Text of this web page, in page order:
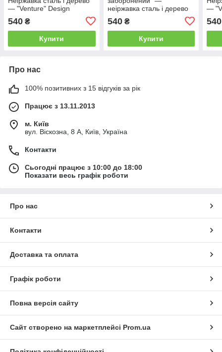
— "Venture" Design
540 ₴
Купити
неіржавка сталь і дерево
540₴
Купити
—
540
Про нас
100% позитивних з 15 відгуків за рік
Працює з 13.11.2013
м. Київ
вул. Віскозна, 8 А, Київ, Україна
Контакти
Сьогодні працює з 10:00 до 18:00
Показати весь графік роботи
Про нас
Контакти
Доставка та оплата
Графік роботи
Повна версія сайту
Сайт створено на маркетплейсі Prom.ua